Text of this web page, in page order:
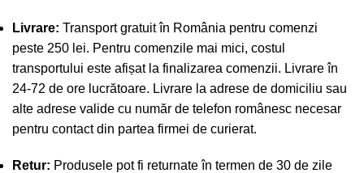
Livrare: Transport gratuit în România pentru comenzi
peste 250 lei. Pentru comenzile mai mici, costul
transportului este afișat la finalizarea comenzii. Livrare în
24-72 de ore lucrătoare. Livrare la adrese de domiciliu sau
alte adrese valide cu număr de telefon românesc necesar
pentru contact din partea firmei de curierat.
Retur: Produsele pot fi returnate în termen de 30 de zile